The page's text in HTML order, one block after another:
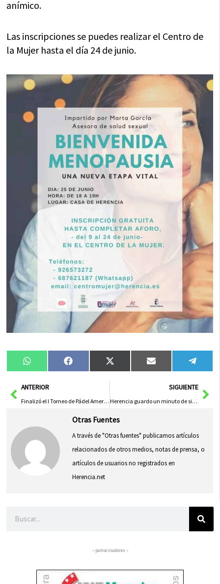
anímico.
Las inscripciones se puedes realizar el Centro de
la Mujer hasta el día 24 de junio.
Compartir
en
WhatsAppCompartir
en
FacebookCompartir
en
X
(Twitter)
Compartir
en
Email
en
AntANTERIOR
Finalizó el I Torneo de Pádel Americano en Herencia
SIGUIENTE
Herencia guardo un minuto de silencio por las niñas asesinadas en Tenerife
Otras Fuentes
A través de "Otras fuentes" publicamos artículos
relacionados de otros medios, notas de prensa, o
artículos de usuarios no registrados en
Herencia.net
– patrocinadores –